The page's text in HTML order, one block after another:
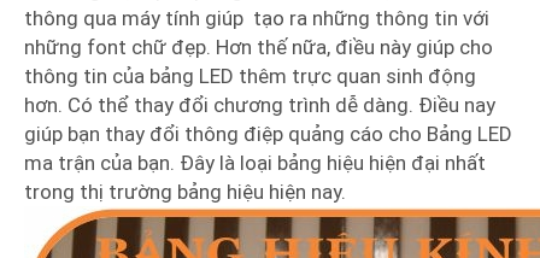
thông qua máy tính giúp tạo ra những thông tin với
những font chữ đẹp. Hơn thế nữa, điều này giúp cho
thông tin của bảng LED thêm trực quan sinh động
hơn. Có thể thay đổi chương trình dễ dàng. Điều nay
giúp bạn thay đổi thông điệp quảng cáo cho Bảng LED
ma trận của bạn. Đây là loại bảng hiệu hiện đại nhất
trong thị trường bảng hiệu hiện nay.